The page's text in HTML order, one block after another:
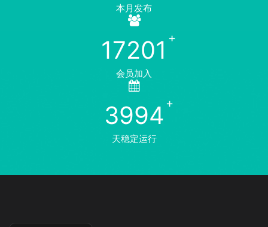
本月发布
17201
会员加入
3994
天稳定运行